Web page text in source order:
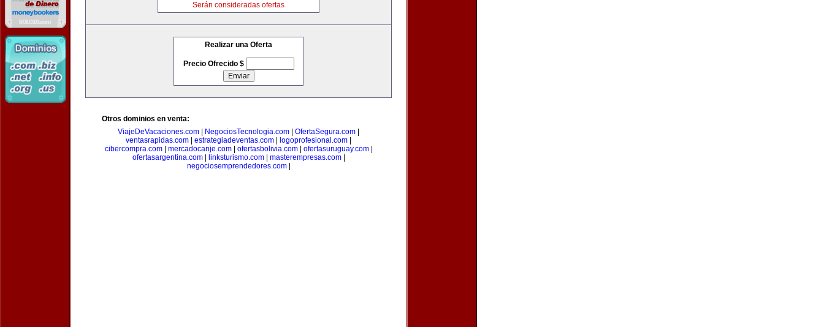
Serán consideradas ofertas
Realizar una Oferta
Precio Ofrecido $
Otros dominios en venta:
ViajeDeVacaciones.com
NegociosTecnologia.com OfertaSegura.com
ventasrapidas.com
estrategiadeventas.com logoprofesional.com
cibercompra.com| mercadocanje.com| ofertasbolivia.com| ofertasuruguay.com|
ofertasargentina.com| linksturismo.com| masterempresas.com|
negociosemprendedores.com|